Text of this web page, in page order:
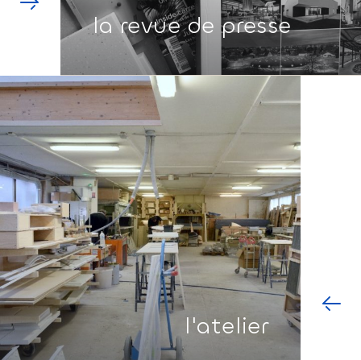
la revue de presse
l'atelier